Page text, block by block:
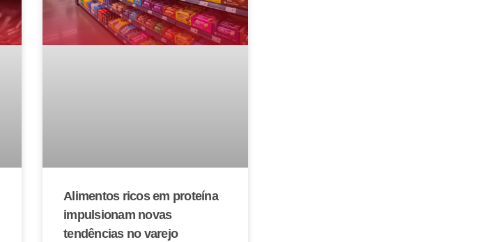
Alimentos ricos em proteína
impulsionam novas
tendências no varejo